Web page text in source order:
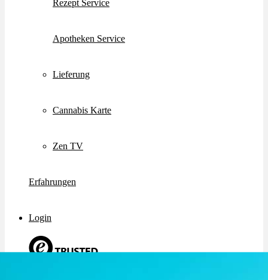
Rezept Service
Apotheken Service
Lieferung
Cannabis Karte
Zen TV
Erfahrungen
Login